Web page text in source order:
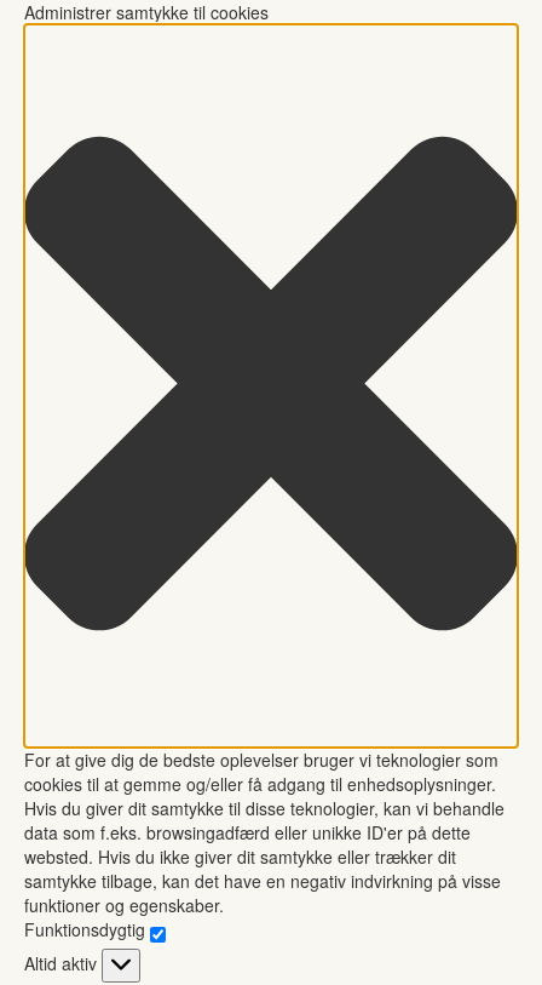
Administrer samtykke til cookies
For at give dig de bedste oplevelser bruger vi teknologier som
cookies til at gemme og/eller få adgang til enhedsoplysninger.
Hvis du giver dit samtykke til disse teknologier, kan vi behandle
data som f.eks. browsingadfærd eller unikke ID'er på dette
websted. Hvis du ikke giver dit samtykke eller trækker dit
samtykke tilbage, kan det have en negativ indvirkning på visse
funktioner og egenskaber.
Funktionsdygtig
Funktionsdygtig
Altid aktiv